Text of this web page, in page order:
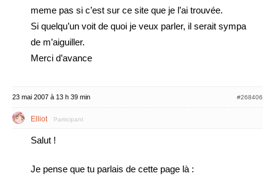
meme pas si c’est sur ce site que je l’ai trouvée.
Si quelqu’un voit de quoi je veux parler, il serait sympa
de m’aiguiller.
Merci d’avance
23 mai 2007 à 13 h 39 min #268406
Elliot Participant
Salut !
Je pense que tu parlais de cette page là :